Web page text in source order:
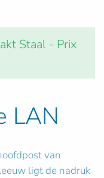
Staal - Prix
LAN
van
ligt de nadruk